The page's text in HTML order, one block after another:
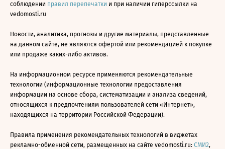
соблюдении правил перепечатки и при наличии гиперссылки на
vedomosti.ru
Новости, аналитика, прогнозы и другие материалы, представленные
на данном сайте, не являются офертой или рекомендацией к покупке
или продаже каких-либо активов.
На информационном ресурсе применяются рекомендательные
технологии (информационные технологии предоставления
информации на основе сбора, систематизации и анализа сведений,
относящихся к предпочтениям пользователей сети «Интернет»,
находящихся на территории Российской Федерации).
Правила применения рекомендательных технологий в виджетах
рекламно-обменной сети, размещенных на сайте vedomosti.ru: СМИ2,